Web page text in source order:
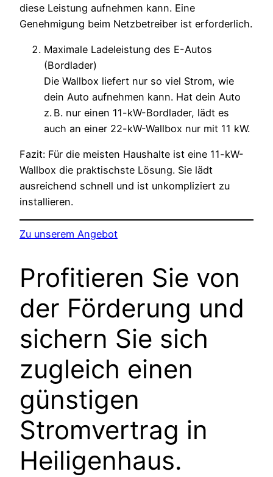
diese Leistung aufnehmen kann. Eine
Genehmigung beim Netzbetreiber ist erforderlich.
Maximale Ladeleistung des E-Autos
(Bordlader)
Die Wallbox liefert nur so viel Strom, wie
dein Auto aufnehmen kann. Hat dein Auto
z. B. nur einen 11-kW-Bordlader, lädt es
auch an einer 22-kW-Wallbox nur mit 11 kW.
Fazit: Für die meisten Haushalte ist eine 11-kW-
Wallbox die praktischste Lösung. Sie lädt
ausreichend schnell und ist unkompliziert zu
installieren.
Zu unserem Angebot
Profitieren Sie von
der Förderung und
sichern Sie sich
zugleich einen
günstigen
Stromvertrag in
Heiligenhaus.